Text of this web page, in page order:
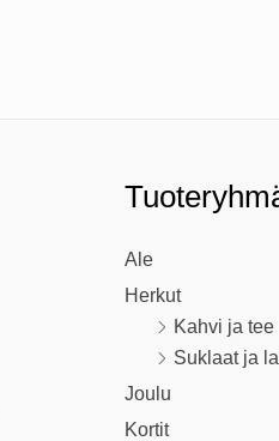
Ale
Herkut
Kahvi ja tee
Suklaat ja
Joulu
Kortit